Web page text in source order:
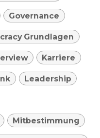
Governance
Grundlagen
Karriere
Leadership
Mitbestimmung